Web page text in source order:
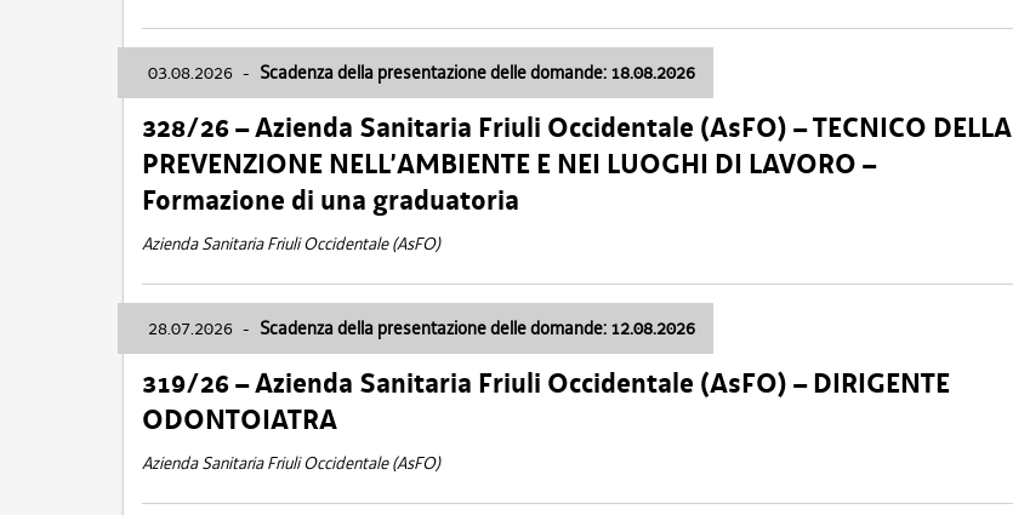
03.08.2026 - Scadenza della presentazione delle domande: 18.08.2026
328/26 – Azienda Sanitaria Friuli Occidentale (AsFO) – TECNICO DELLA
PREVENZIONE NELL’AMBIENTE E NEI LUOGHI DI LAVORO –
Formazione di una graduatoria
Azienda Sanitaria Friuli Occidentale (AsFO)
28.07.2026 - Scadenza della presentazione delle domande: 12.08.2026
319/26 – Azienda Sanitaria Friuli Occidentale (AsFO) – DIRIGENTE
ODONTOIATRA
Azienda Sanitaria Friuli Occidentale (AsFO)